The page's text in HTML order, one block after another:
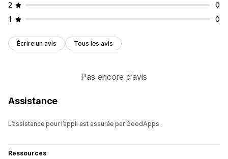
2
0
1
0
Écrire un avis Tous les avis
Pas encore d’avis
Assistance
L’assistance pour l’appli est assurée par GoodApps.
Ressources